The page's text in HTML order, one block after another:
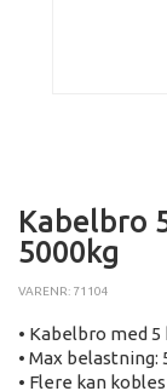
Kabelbro
5000kg
VARENR: 71104
• Kabelbro med
• Max belastning:
• Flere kan